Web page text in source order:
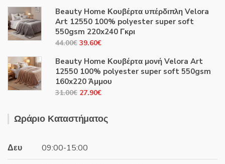
was:
31.00€.
τιμή
είναι:
27.90€.
Beauty Home Κουβέρτα υπέρδιπλη Velora
Art 12550 100% polyester super soft
550gsm 220x240 Γκρι
44.00€ Original
was:
44.00€.
39.60€Η
τιμή
είναι:
39.60€.
Beauty Home Κουβέρτα μονή Velora Art
12550 100% polyester super soft 550gsm
160x220 Άμμου
31.00€ Original
was:
27.90€Η
τιμή
Ωράριο Καταστήματος
Δευ 09:00-15:00